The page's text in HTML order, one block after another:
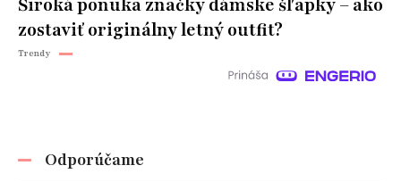
Široká ponuka značky dámske šľapky – ako
zostaviť originálny letný outfit?
Trendy
Odporúčame